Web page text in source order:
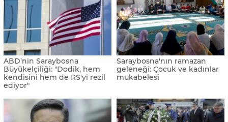
ABD'nin Saraybosna
Büyükelçiliği: "Dodik, hem
kendisini hem de RS'yi rezil
ediyor"
Saraybosna'nın ramazan
geleneği: Çocuk ve kadınlar
mukabelesi